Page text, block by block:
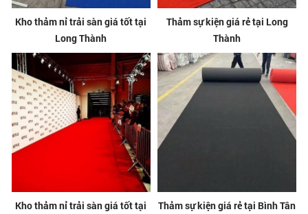
Kho thảm nỉ trải sàn giá tốt tại
Long Thành
Thảm sự kiện giá rẻ tại Long
Thành
Kho thảm nỉ trải sàn giá tốt tại
Thảm sự kiện giá rẻ tại Bình Tân